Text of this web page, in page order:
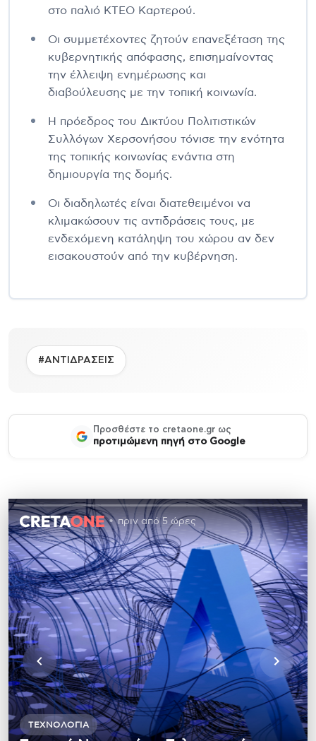
στο παλιό ΚΤΕΟ Καρτερού.
Οι συμμετέχοντες ζητούν επανεξέταση της
κυβερνητικής απόφασης, επισημαίνοντας
την έλλειψη ενημέρωσης και
διαβούλευσης με την τοπική κοινωνία.
Η πρόεδρος του Δικτύου Πολιτιστικών
Συλλόγων Χερσονήσου τόνισε την ενότητα
της τοπικής κοινωνίας ενάντια στη
δημιουργία της δομής.
Οι διαδηλωτές είναι διατεθειμένοι να
κλιμακώσουν τις αντιδράσεις τους, με
ενδεχόμενη κατάληψη του χώρου αν δεν
εισακουστούν από την κυβέρνηση.
#ΑΝΤΙΔΡΑΣΕΙΣ
Προσθέστε το cretaone.gr ως
προτιμώμενη πηγή στο Google
πριν από 5 ώρες
ΤΕΧΝΟΛΟΓΊΑ